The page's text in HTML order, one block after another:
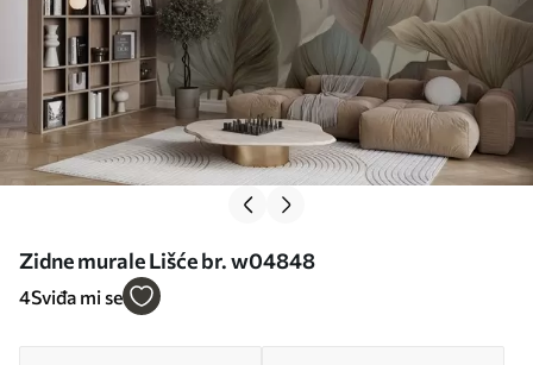
Zidne murale Lišće br. w04848
4Sviđa mi se